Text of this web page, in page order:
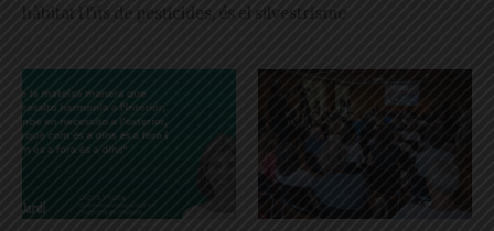
hàbitat i l'ús de pesticides, és el silvestrisme